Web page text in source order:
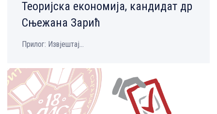
Теоријска економија, кандидат др
Сњежана Зарић
Прилог: Извјештај...